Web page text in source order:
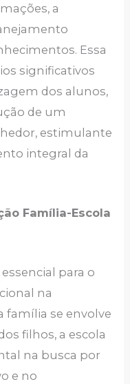
a
Essa
significativos
dos alunos,
de um
estimulante
integral da
Família-Escola
para o
na
família se envolve
filhos, a escola
na busca por
e no